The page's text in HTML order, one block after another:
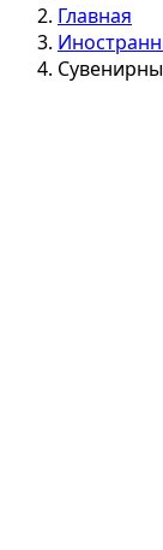
Главная